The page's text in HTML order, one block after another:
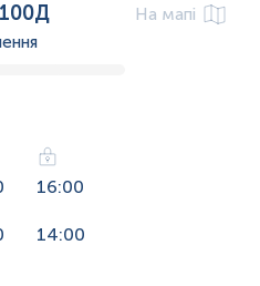
На мапі
16:00
14:00